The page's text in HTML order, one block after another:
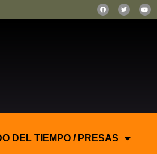
DEL TIEMPO / PRESAS